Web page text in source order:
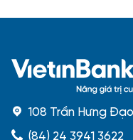
108 Trần Hưng
(84) 24 3941 3622